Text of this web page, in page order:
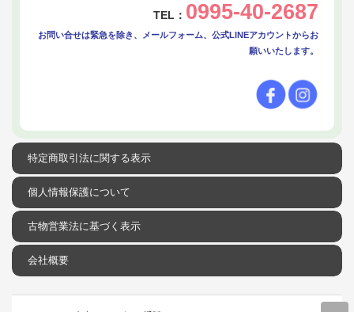
TEL： 0995-40-2687
お問い合せは緊急を除き、メールフォーム、公式LINEアカウントからお
願いいたします。
特定商取引法に関する表示
個人情報保護について
古物営業法に基づく表示
会社概要